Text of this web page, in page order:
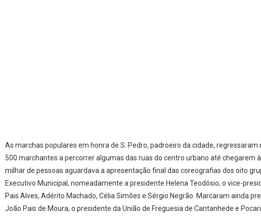
As marchas populares em honra de S. Pedro, padroeiro da cidade,
500 marchantes a percorrer algumas das ruas do centro urbano até chegarem
milhar de pessoas aguardava a apresentação final das coreografias dos oito
Executivo Municipal, nomeadamente a presidente Helena Teodósio, o vice-
Pais Alves, Adérito Machado, Célia Simões e Sérgio Negrão. Marcaram ainda
João Pais de Moura, o presidente da União de Freguesia de Cantanhede e